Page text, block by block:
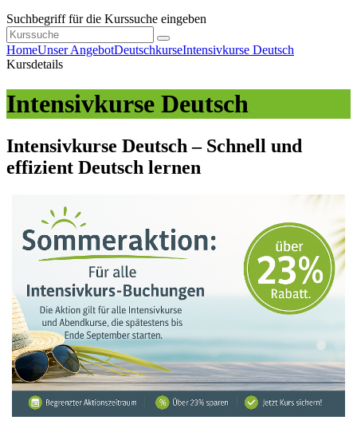
Suchbegriff für die Kurssuche eingeben
HomeUnser AngebotDeutschkurseIntensivkurse Deutsch
Kursdetails
Intensivkurse Deutsch
Intensivkurse Deutsch – Schnell und
effizient Deutsch lernen